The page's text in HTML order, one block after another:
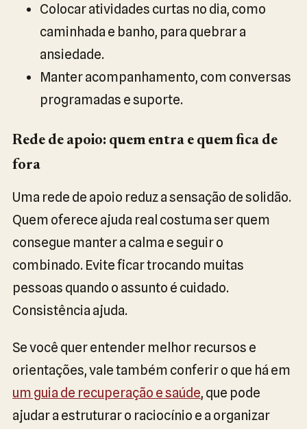
Colocar atividades curtas no dia, como
caminhada e banho, para quebrar a
ansiedade.
Manter acompanhamento, com conversas
programadas e suporte.
Rede de apoio: quem entra e quem fica de
fora
Uma rede de apoio reduz a sensação de solidão.
Quem oferece ajuda real costuma ser quem
consegue manter a calma e seguir o
combinado. Evite ficar trocando muitas
pessoas quando o assunto é cuidado.
Consistência ajuda.
Se você quer entender melhor recursos e
orientações, vale também conferir o que há em
um guia de recuperação e saúde, que pode
ajudar a estruturar o raciocínio e a organizar